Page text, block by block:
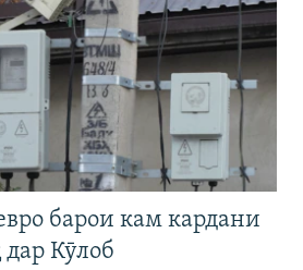
барои кам кардани
Кӯлоб